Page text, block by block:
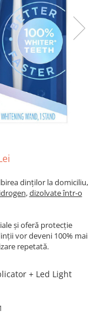
dinților la domiciliu,
,dizolvate într-o
și oferă protecție
vor deveni 100% mai
repetată.
+ Led Light